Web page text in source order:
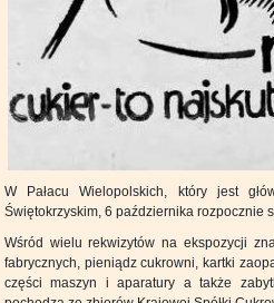
W Pałacu Wielopolskich, który jest
Świętokrzyskim, 6 października rozpocznie
Wśród wielu rekwizytów na ekspozycji
fabrycznych, pieniądz cukrowni, kartki
części maszyn i aparatury a także